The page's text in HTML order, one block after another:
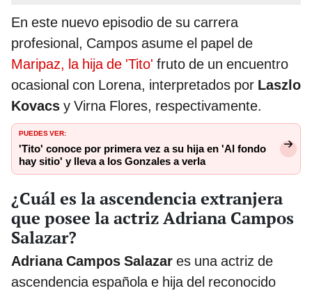
En este nuevo episodio de su carrera
profesional, Campos asume el papel de
Maripaz, la hija de 'Tito' fruto de un encuentro
ocasional con Lorena, interpretados por Laszlo
Kovacs y Virna Flores, respectivamente.
PUEDES VER:
'Tito' conoce por primera vez a su hija en 'Al fondo
hay sitio' y lleva a los Gonzales a verla
¿Cuál es la ascendencia extranjera
que posee la actriz Adriana Campos
Salazar?
Adriana Campos Salazar es una actriz de
ascendencia española e hija del reconocido